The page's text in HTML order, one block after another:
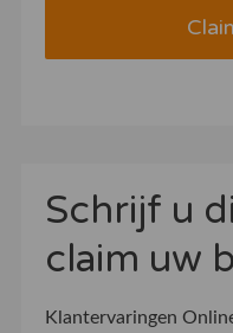
Schrijf u
claim uw
Klantervaringen